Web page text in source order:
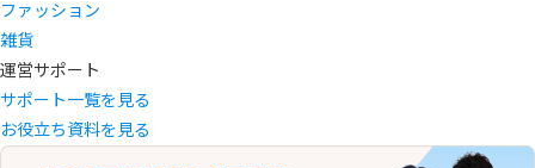
ファッション
雑貨
運営サポート
サポート一覧を見る
お役立ち資料を見る